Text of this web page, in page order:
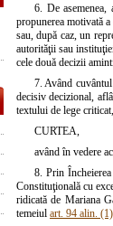
6. De asemenea,
propunerea motivată
sau, după caz, un
autorităţii sau
cele două decizii
7. Având
decisiv decizional,
textului de lege
CURTEA,
având în vedere
8. Prin
Constituţională cu
ridicată de Mariana
temeiul art. 94 alin.